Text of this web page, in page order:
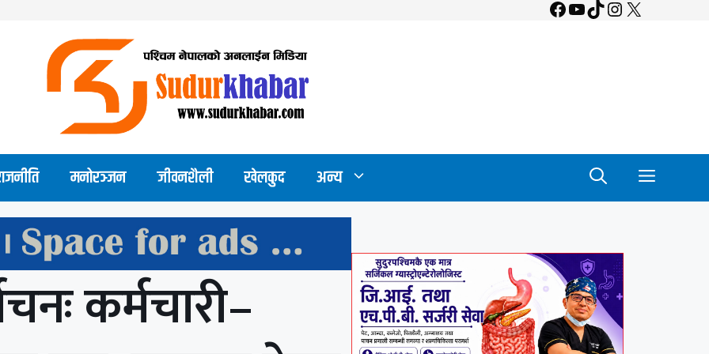
Facebook
YouTube
TikTok
Instagram
X
मनोरञ्जन जीवनशैली खेलकुद अन्य
कर्मचारी–